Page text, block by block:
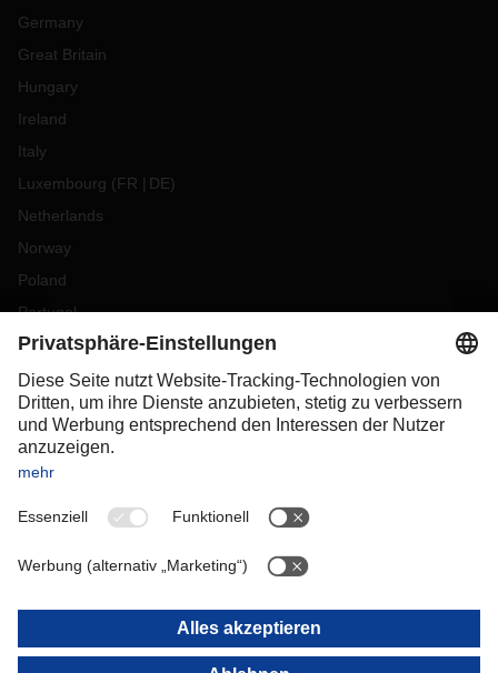
Germany
Great Britain
Hungary
Ireland
Italy
Luxembourg (FR DE)
Netherlands
Norway
Poland
Portugal
Romania
Slovakia
Spain
Sweden
Switzerland
OCEANIA